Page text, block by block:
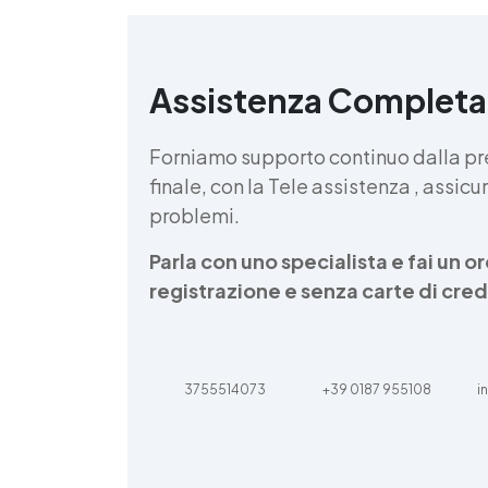
/
Assistenza
Forniamo supporto continuo dalla
finale, con la Tele assistenza ,
problemi.
Parla con uno specialista e fai un
registrazione e senza carte di
3755514073 +39 0187 955108